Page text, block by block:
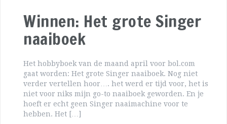
Winnen: Het grote Singer
naaiboek
Het hobbyboek van de maand april voor bol.com
gaat worden: Het grote Singer naaiboek. Nog niet
verder vertellen hoor…. het werd er tijd voor, het is
niet voor niks mijn go-to naaiboek geworden. En je
hoeft er echt geen Singer naaimachine voor te
hebben. Het […]